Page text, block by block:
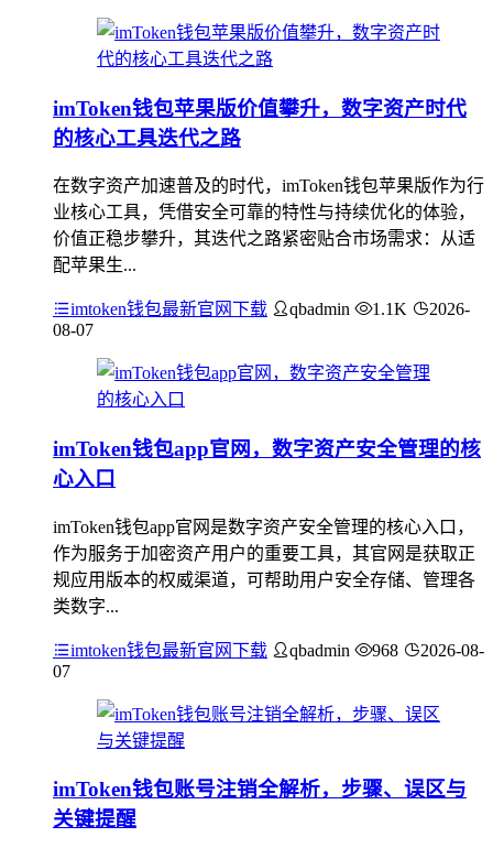
imToken钱包苹果版价值攀升，数字资产时代
的核心工具迭代之路
在数字资产加速普及的时代，imToken钱包苹果版作为行
业核心工具，凭借安全可靠的特性与持续优化的体验，
价值正稳步攀升，其迭代之路紧密贴合市场需求：从适
配苹果生...
imtoken钱包最新官网下载 qbadmin 1.1K
2026-
08-07
imToken钱包app官网，数字资产安全管理的核
心入口
imToken钱包app官网是数字资产安全管理的核心入口，
作为服务于加密资产用户的重要工具，其官网是获取正
规应用版本的权威渠道，可帮助用户安全存储、管理各
类数字...
imtoken钱包最新官网下载 qbadmin 968
2026-08-
07
imToken钱包账号注销全解析，步骤、误区与
关键提醒